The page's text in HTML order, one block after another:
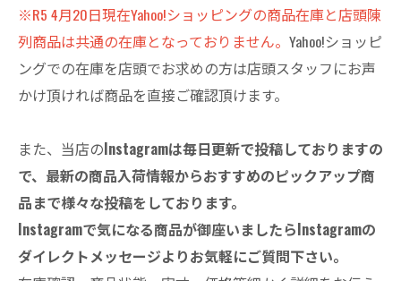
※R5 4月20日現在Yahoo!ショッピングの商品在庫と店頭陳
列商品は共通の在庫となっておりません。 Yahoo!ショッピ
ングでの在庫を店頭でお求めの方は店頭スタッフにお声
かけ頂ければ商品を直接ご確認頂けます。
また、当店のInstagramは毎日更新で投稿しておりますの
で、最新の商品入荷情報からおすすめのピックアップ商
品まで様々な投稿をしております。
Instagramで気になる商品が御座いましたらInstagramの
ダイレクトメッセージよりお気軽にご質問下さい。